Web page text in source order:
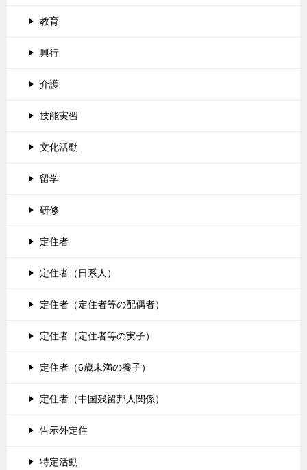
教育
興行
介護
技能実習
文化活動
留学
研修
定住者
定住者（日系人）
定住者（定住者等の配偶者）
定住者（定住者等の実子）
定住者（6歳未満の養子）
定住者（中国残留邦人関係）
告示外定住
特定活動